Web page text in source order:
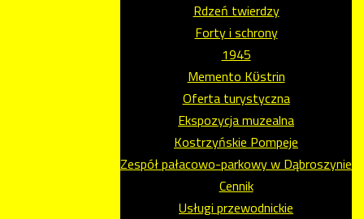
Rdzeń twierdzy
Forty i schrony
1945
Memento Kϋstrin
Oferta turystyczna
Ekspozycja muzealna
Kostrzyńskie Pompeje
Zespół pałacowo-parkowy w Dąbroszynie
Cennik
Usługi przewodnickie